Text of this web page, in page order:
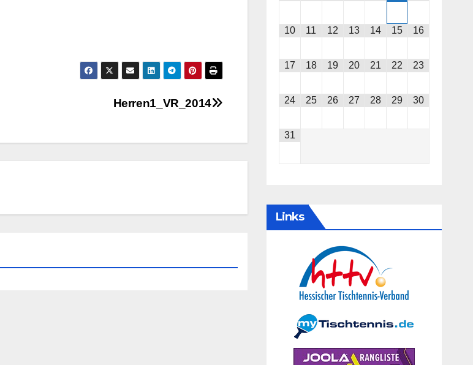
Herren1_VR_2014
10 11 12 13 14 15 16
17 18 19 20 21 22 23
24 25 26 27 28 29 30
31
Links